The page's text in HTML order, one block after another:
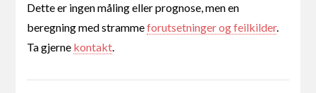
Dette er ingen måling eller prognose, men en
beregning med strammeforutsetninger og feilkilder.
Ta gjerne kontakt.